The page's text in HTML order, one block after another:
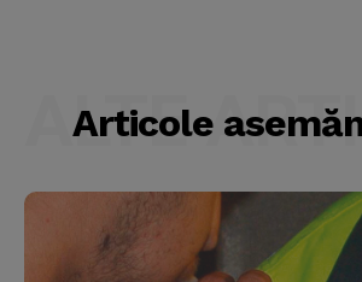
Articole
ALTE